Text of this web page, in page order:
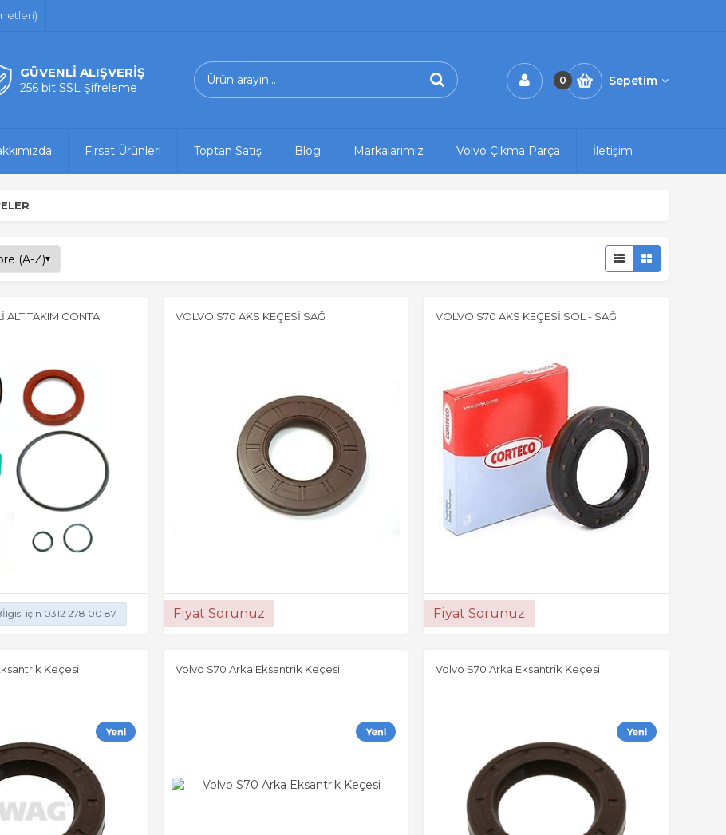
GÜVENLİ ALIŞVERİŞ
256 bit SSL Şifreleme
0 Sepetim
Fırsat Ürünleri Toptan Satış Blog Markalarımız Volvo Çıkma Parça İletişim
ALT TAKIM CONTA
için 0312 278 00 87
VOLVO S70 AKS KEÇESİ SAĞ
Fiyat Sorunuz
VOLVO S70 AKS KEÇESİ SOL - SAĞ
Fiyat Sorunuz
Keçesi Volvo S70 Arka Eksantrik Keçesi Volvo S70 Arka Eksantrik Keçesi